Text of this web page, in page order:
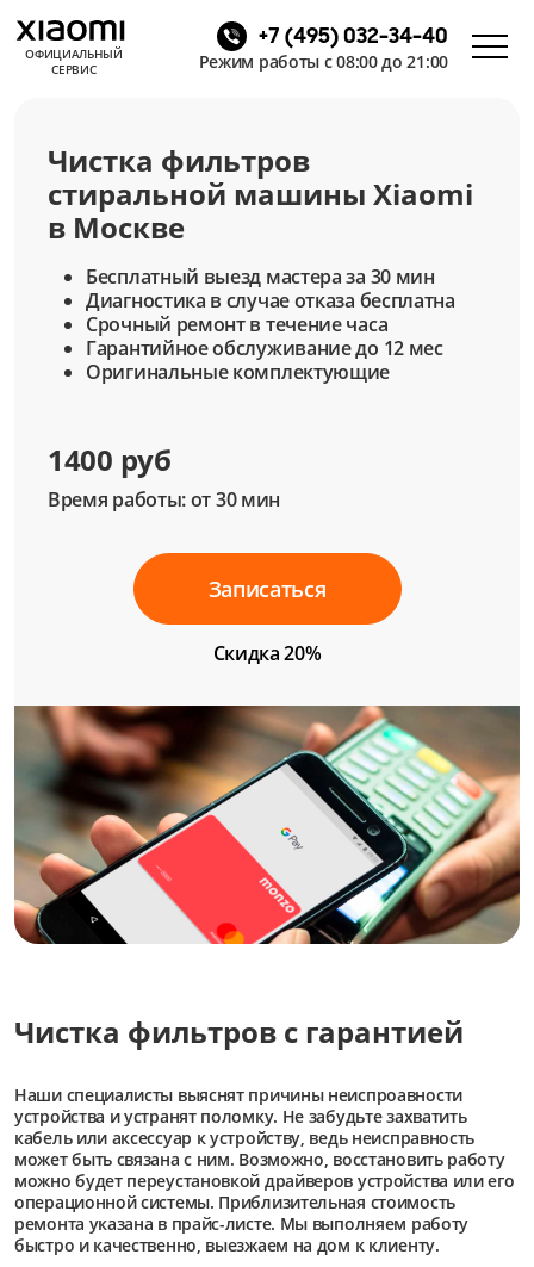
ОФИЦИАЛЬНЫЙ
СЕРВИС
+7 (495) 032-34-40
Режим работы с 08:00 до 21:00
Чистка фильтров
стиральной машины Xiaomi
в Москве
Бесплатный выезд мастера за 30 мин
Диагностика в случае отказа бесплатна
Срочный ремонт в течение часа
Гарантийное обслуживание до 12 мес
Оригинальные комплектующие
1400 руб
Время работы: от 30 мин
Записаться
Скидка 20%
Чистка фильтров с гарантией
Наши специалисты выяснят причины неиспроавности
устройства и устранят поломку. Не забудьте захватить
кабель или аксессуар к устройству, ведь неисправность
может быть связана с ним. Возможно, восстановить работу
можно будет переустановкой драйверов устройства или его
операционной системы. Приблизительная стоимость
ремонта указана в прайс-листе. Мы выполняем работу
быстро и качественно, выезжаем на дом к клиенту.